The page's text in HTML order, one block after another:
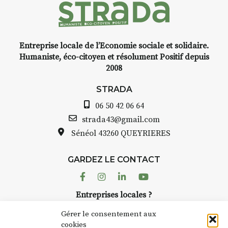
Gérer le consentement aux
cookies
INTERVIEW
avez ouvert une galerie à
Bernard TURLE Le Fumoir n’est
pas une galerie permanente.
AuzonToujoursorganise
dans le village
caves, les granges d’Auzon. Le
Fumoir est l’un de ces espaces
Entreprise locale de l’Economie sociale et solidaire.
Humaniste, éco-citoyen et résolument Positif depuis
2008
STRADA
06 50 42 06 64
strada43@gmail.com
Sénéol 43260 QUEYRIERES
GARDEZ LE CONTACT
FacebookInstagram
LinkedinYoutube
Entreprises locales ?